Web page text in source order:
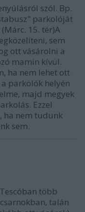
szól. Bp.
parkolóját
15. tér)A
sem
ott vásárolni a
mamin kívül.
ha nem lehet ott
parkolók helyén
majd megyek
Ezzel
ha nem tudunk
sem.
több
talán